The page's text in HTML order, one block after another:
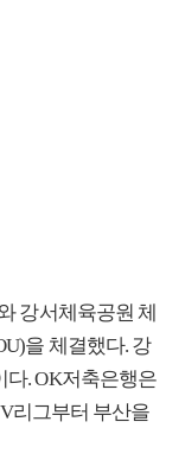
강서체육공원 체
을 체결했다. 강
다. OK저축은행은
리그부터 부산을